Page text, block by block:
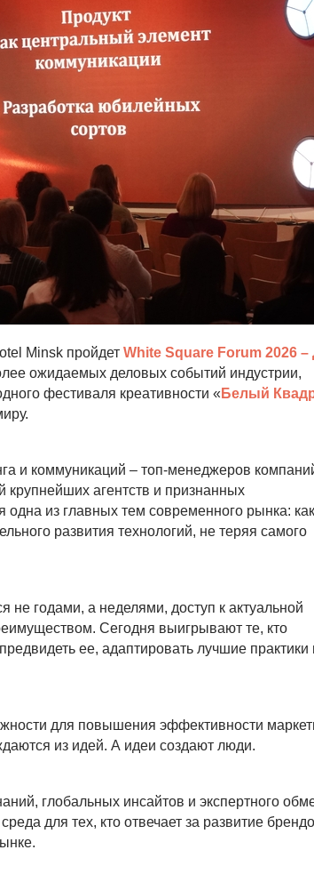
Minsk пройдет White Square Forum 2026
ожидаемых деловых событий индустрии,
фестиваля креативности « Белый
и коммуникаций – топ-менеджеров
крупнейших агентств и признанных
из главных тем современного рынка: как
развития технологий, не теряя самого
не годами, а неделями, доступ к актуальной
Сегодня выигрывают те, кто
ее, адаптировать лучшие практики
для повышения эффективности
из идей. А идеи создают люди.
глобальных инсайтов и экспертного
для тех, кто отвечает за развитие